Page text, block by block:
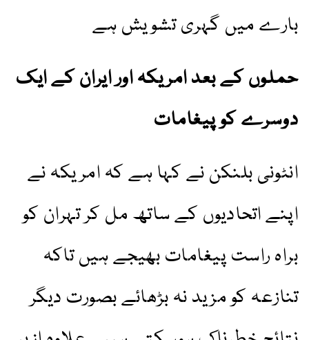
بارے میں گہری تشویش ہے
حملوں کے بعد امریکہ اور ایران کے ایک
دوسرے کو پیغامات
انٹونی بلنکن نے کہا ہے کہ امریکہ نے
اپنے اتحادیوں کے ساتھ مل کر تہران کو
براہ راست پیغامات بھیجے ہیں تاکہ
تنازعہ کو مزید نہ بڑھائے بصورت دیگر